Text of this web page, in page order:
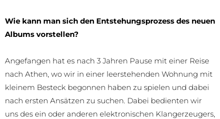
Wie kann man sich den Entstehungsprozess des neuen
Albums vorstellen?
Angefangen hat es nach 3 Jahren Pause mit einer Reise
nach Athen, wo wir in einer leerstehenden Wohnung mit
kleinem Besteck begonnen haben zu spielen und dabei
nach ersten Ansätzen zu suchen. Dabei bedienten wir
uns des ein oder anderen elektronischen Klangerzeugers,